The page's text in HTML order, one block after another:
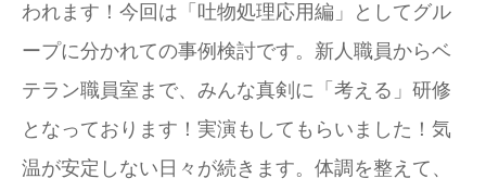
われます！今回は「吐物処理応用編」としてグル
ープに分かれての事例検討です。新人職員からベ
テラン職員室まで、みんな真剣に「考える」研修
となっております！実演もしてもらいました！気
温が安定しない日々が続きます。体調を整えて、